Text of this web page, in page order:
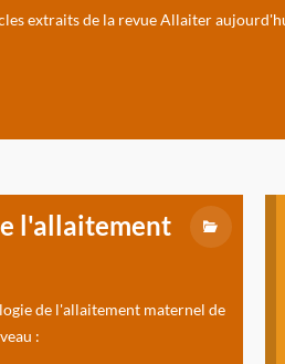
extraits de la revue Allaiter
l'allaitement
de l'allaitement maternel de
: